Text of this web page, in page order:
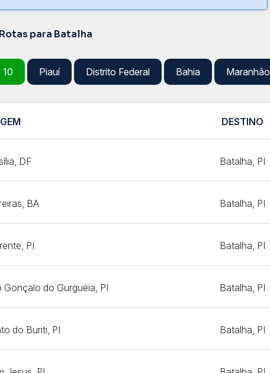
para Batalha
10 Piauí Distrito Federal Bahia Maranhão
DESTINO
DF Batalha, PI
BA Batalha, PI
PI Batalha, PI
Gonçalo do Gurguéia, PI Batalha, PI
do Buriti, PI Batalha, PI